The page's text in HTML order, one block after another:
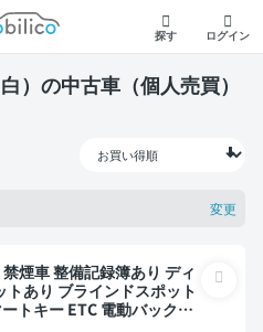
モビリコ
探す ログイン
）の中古車（個人売買）
変更
あり ブラインドスポット
トキー ETC 電動バックド